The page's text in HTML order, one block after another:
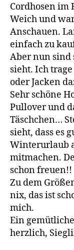
Cordhosen im
Weich und
Anschauen.
einfach zu
Aber nun sind
sieht. Ich
oder Jacken
Sehr schöne
Pullover und
Täschchen…
sieht, dass es
Winterurlaub
mitmachen.
schon freuen!!
Zu dem
nix, das ist
mich.
Ein
herzlich,